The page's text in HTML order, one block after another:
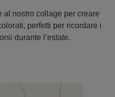
al nostro collage per creare
perfetti per ricordare i
durante l’estate.